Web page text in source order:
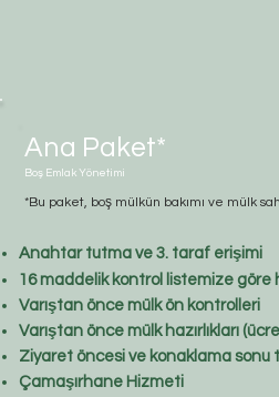
Ana Paket*
Boş Emlak Yönetimi
*Bu paket, boş mülkün bakımı ve mülk
Anahtar tutma ve 3. taraf erişimi
16 maddelik kontrol listemize göre
Varıştan önce mülk ön kontrolleri
Varıştan önce mülk hazırlıkları
Ziyaret öncesi ve konaklama sonu
Çamaşırhane Hizmeti